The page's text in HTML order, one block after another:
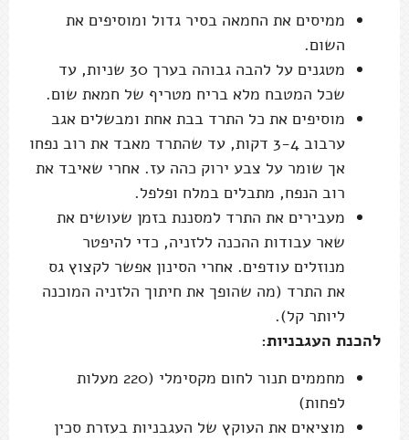
ממיסים את החמאה בסיר גדול ומוסיפים את
השום.
מטגנים על להבה גבוהה בערך 30 שניות, עד
שכל המטבח מלא בריח מטריף של חמאת שום.
מוסיפים את כל התרד בבת אחת ומבשלים אגב
ערבוב 3-4 דקות, עד שהתרד מאבד את רוב נפחו
אך שומר על צבע ירוק כהה עז. אחרי שאיבד את
רוב הנפח, מתבלים במלח ופלפל.
מעבירים את התרד למסננת בזמן שעושים את
שאר עבודות ההכנה ללזניה, כדי להיפטר
מנוזלים עודפים. אחרי הסינון אפשר לקצוץ גס
את התרד (מה שהופך את חיתוך הלזניה המוכנה
ליותר קל).
להכנת העגבניות:
מחממים תנור לחום מקסימלי (220 מעלות
לפחות)
מוציאים את העוקץ של העגבניות בעזרת סכין